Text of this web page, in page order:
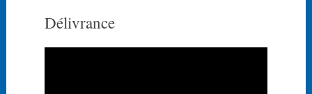
Délivrance